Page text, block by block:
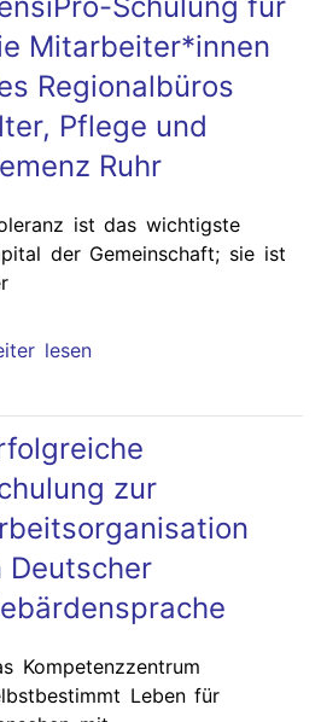
Mitarbeiter*innen
Regionalbüros
Pflege und
Ruhr
ist das wichtigste
der Gemeinschaft; sie ist
lesen
zur
Deutscher
Kompetenzzentrum
Leben für